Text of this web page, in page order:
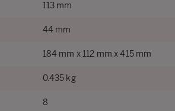
113 mm
44 mm
184 mm x 112 mm x 415 mm
0.435 kg
8